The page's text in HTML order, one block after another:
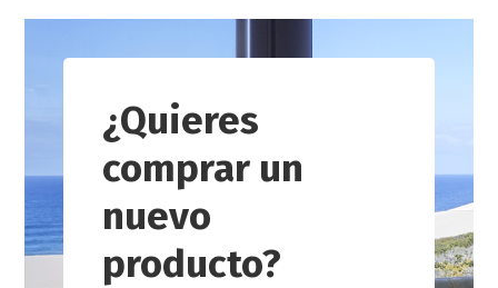
¿Quieres
comprar un
nuevo
producto?